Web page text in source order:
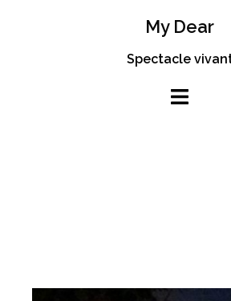
My Dear
Spectacle